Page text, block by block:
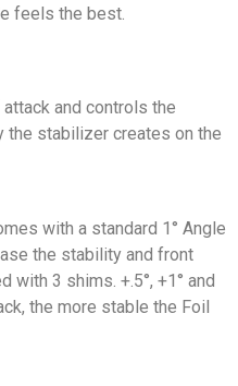
feels the best.
and controls the
the stabilizer creates on the
with a standard 1° Angle
the stability and front
3 shims. +.5°, +1° and
the more stable the Foil